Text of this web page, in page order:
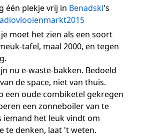
één plekje vrij in Benadski's
moet het zien als een soort
tafel, maal 2000, en tegen
nu e-waste-bakken. Bedoeld
de space, niet van thuis.
een oude combiketel gekregen
een zonneboiler van te
iemand het leuk vindt om
te denken, laat 't weten.